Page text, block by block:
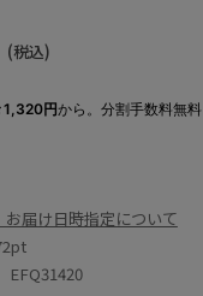
(税込)
1,320円から。分割手数料無料
届け日時指定について